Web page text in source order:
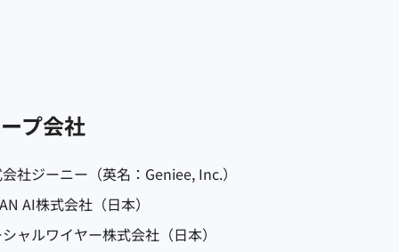
プ会社
社ジーニー（英名：Geniee, Inc.）
AI株式会社（日本）
ャルワイヤー株式会社（日本）